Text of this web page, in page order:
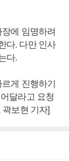
에 임명하려
다. 다만 인사
다.
게 진행하기
달라고 요청
보현 기자]